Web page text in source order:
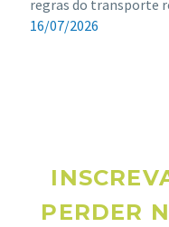
regras do transporte
16/07/2026
PERDER